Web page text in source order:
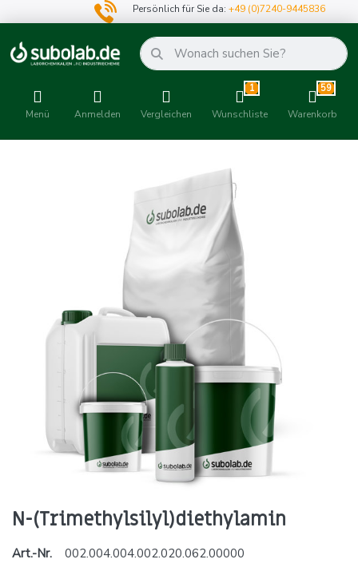
Persönlich für Sie da:+49 (0)7240-9445836
Menü Anmelden Vergleichen
1
Wunschliste
59
Warenkorb
N-(Trimethylsilyl)diethylamin
Art.-Nr. 002.004.004.002.020.062.00000